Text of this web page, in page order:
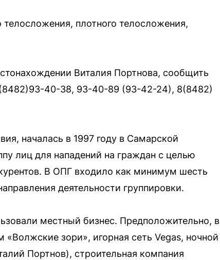
плотного телосложения,
Виталия Портнова, сообщить
40-38, 93-40-89 (93-42-24), 8(8482)
началась в 1997 году в Самарской
лиц для нападений на граждан с целью
В ОПГ входило как минимум шесть
деятельности группировки.
местный бизнес. Предположительно, в
зори», игорная сеть Vegas, ночной
Портнов), строительная компания